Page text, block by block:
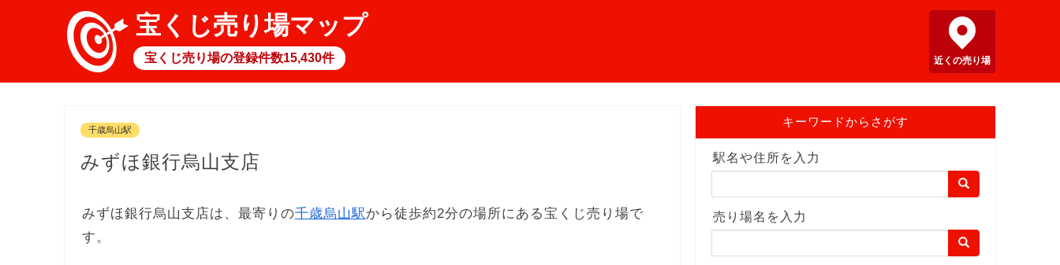
宝くじ売り場マップ
宝くじ売り場の登録件数15,430件 近くの売り場
千歳烏山駅
みずほ銀行烏山支店
みずほ銀行烏山支店は、最寄りの千歳烏山駅から徒歩約2分の場所にある宝くじ売り場で
す。
キーワードからさがす
駅名や住所を入力
売り場名を入力